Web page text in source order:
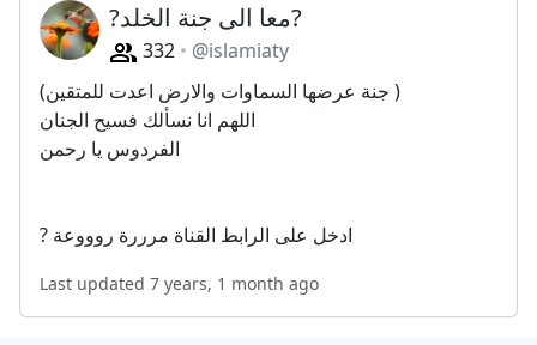
?معا الى جنة الخلد?
332
@islamiaty
(جنة عرضها السماوات والارض اعدت للمتقين )
اللهم انا نسألك فسيح الجنان
الفردوس يا رحمن
? ادخل على الرابط القناة مرررة روووعة
Last updated 7 years, 1 month ago